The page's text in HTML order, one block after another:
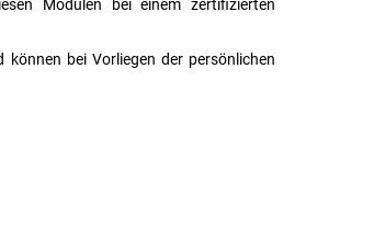
Modulen bei einem zertifizierten
bei Vorliegen der persönlichen